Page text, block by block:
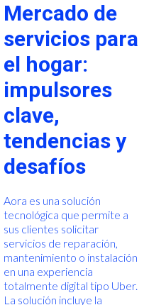
Mercado de
servicios para
el hogar:
impulsores
clave,
tendencias y
desafíos
Aora es una solución
tecnológica que permite a
sus clientes solicitar
servicios de reparación,
mantenimiento o instalación
en una experiencia
totalmente digital tipo Uber.
La solución incluye la